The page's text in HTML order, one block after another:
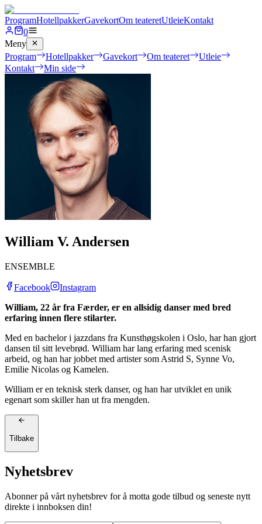
ProgramHotellpakkerGavekortOm teateretUtleieKontakt
0
Meny
Program
Hotellpakker Gavekort Om teateret
Utleie
Kontakt
Min side
William V. Andersen
ENSEMBLE
Facebook
Instagram
William, 22 år fra Færder, er en allsidig danser med bred
erfaring innen flere stilarter.
Med en bachelor i jazzdans fra Kunsthøgskolen i Oslo, har han gjort
dansen til sitt levebrød. William har lang erfaring med scenisk
arbeid, og han har jobbet med artister som Astrid S, Synne Vo,
Emilie Nicolas og Kamelen.
William er en teknisk sterk danser, og han har utviklet en unik
egenart som skiller han ut fra mengden.
Tilbake
Nyhetsbrev
Abonner på vårt nyhetsbrev for å motta gode tilbud og seneste nytt
direkte i innboksen din!